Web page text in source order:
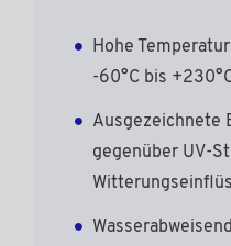
Hohe
-60°C bis
Ausgezeichnete
gegenüber UV-